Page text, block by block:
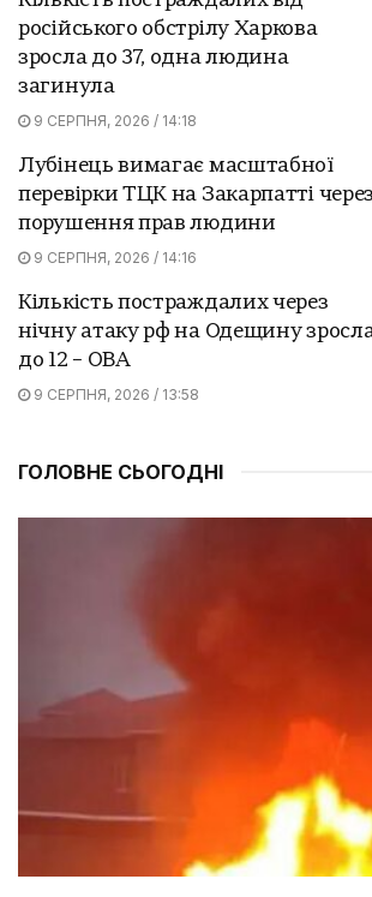
російського обстрілу Харкова
зросла до 37, одна людина
загинула
9 СЕРПНЯ, 2026 / 14:18
Лубінець вимагає масштабної
перевірки ТЦК на Закарпатті через
порушення прав людини
9 СЕРПНЯ, 2026 / 14:16
Кількість постраждалих через
нічну атаку рф на Одещину
до 12 – ОВА
9 СЕРПНЯ, 2026 / 13:58
ГОЛОВНЕ СЬОГОДНІ